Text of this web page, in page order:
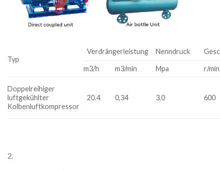
Typ
Verdrängerleistung Nenndruck
m3/h m3/min Mpa r/min
Doppelreihiger
luftgekühlter
Kolbenluftkompressor
20.4 0,34 3,0 600
2.